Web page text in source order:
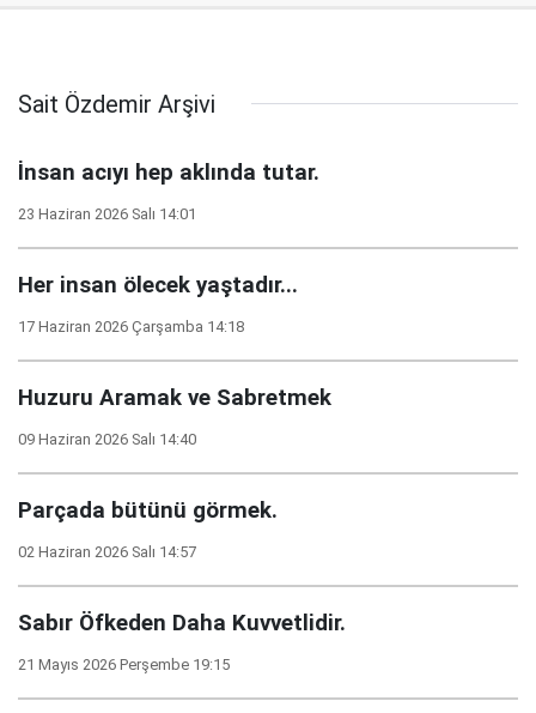
Sait Özdemir Arşivi
İnsan acıyı hep aklında tutar.
23 Haziran 2026 Salı 14:01
Her insan ölecek yaştadır...
17 Haziran 2026 Çarşamba 14:18
Huzuru Aramak ve Sabretmek
09 Haziran 2026 Salı 14:40
Parçada bütünü görmek.
02 Haziran 2026 Salı 14:57
Sabır Öfkeden Daha Kuvvetlidir.
21 Mayıs 2026 Perşembe 19:15